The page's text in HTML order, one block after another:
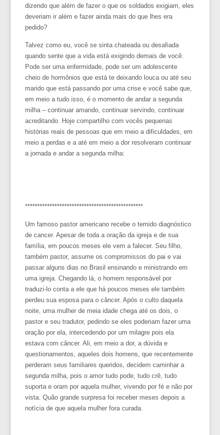
dizendo que além de fazer o que os soldados exigiam, eles
deveriam ir além e fazer ainda mais do que lhes era
pedido?
Talvez como eu, você se sinta chateada ou desafiada
quando sente que a vida está exigindo demais de você.
Pode ser uma enfermidade, pode ser um adolescente
cheio de hormônios que está te deixando louca ou até seu
marido que está passando por uma crise e você sabe que,
em meio a tudo isso, é o momento de andar a segunda
milha – continuar amando, continuar servindo, continuar
acreditando. Hoje compartilho com vocês pequenas
histórias reais de pessoas que em meio a dificuldades, em
meio a perdas e a até em meio a dor resolveram continuar
a jornada e andar a segunda milha:
************************************************
Um famoso pastor americano recebe o temido diagnóstico
de cancer. Apesar de toda a oração da igreja e de sua
família, em poucos meses ele vem a falecer. Seu filho,
também pastor, assume os compromissos do pai e vai
passar alguns dias no Brasil ensinando e ministrando em
uma igreja. Chegando lá, o homem responsável por
traduzi-lo conta a ele que há poucos meses ele também
perdeu sua esposa para o câncer. Após o culto daquela
noite, uma mulher de meia idade chega até os dois, o
pastor e seu tradutor, pedindo se eles poderiam fazer uma
oração por ela, intercedendo por um milagre pois ela
estava com câncer. Ali, em meio a dor, a dúvida e
questionamentos, aqueles dois homens, que recentemente
perderam seus familiares queridos, decidem caminhar a
segunda milha, pois o amor tudo pode, tudo crê, tudo
suporta e oram por aquela mulher, vivendo por fé e não por
vista. Quão grande surpresa foi receber meses depois a
notícia de que aquela mulher fora curada.